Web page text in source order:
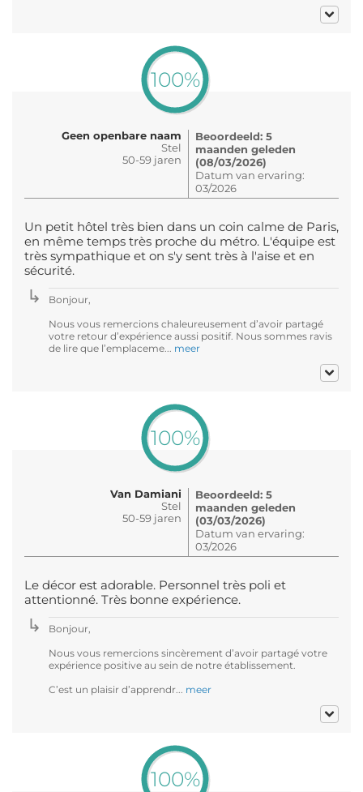
100%
Geen openbare naam
Stel
50-59 jaren
Beoordeeld: 5
maanden geleden
(08/03/2026)
Datum van ervaring:
03/2026
Un petit hôtel très bien dans un coin calme de Paris,
en même temps très proche du métro. L'équipe est
très sympathique et on s'y sent très à l'aise et en
sécurité.
Bonjour,
Nous vous remercions chaleureusement d’avoir partagé
votre retour d’expérience aussi positif. Nous sommes ravis
de lire que l’emplaceme... meer
100%
Van Damiani
Stel
50-59 jaren
Beoordeeld: 5
maanden geleden
(03/03/2026)
Datum van ervaring:
03/2026
Le décor est adorable. Personnel très poli et
attentionné. Très bonne expérience.
Bonjour,
Nous vous remercions sincèrement d’avoir partagé votre
expérience positive au sein de notre établissement.
C’est un plaisir d’apprendr... meer
100%